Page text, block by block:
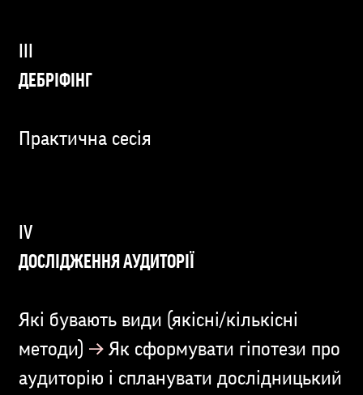
ДЕБРІФІНГ
Практична сесія
ДОСЛІДЖЕННЯ АУДИТОРІЇ
Які бувають види (якісні/кількісні
методи) →Як сформувати гіпотези про
аудиторію і спланувати дослідницький